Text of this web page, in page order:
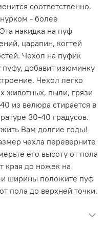
соответственно.
- более
накидка на пуф
царапин, когтей
Чехол на пуфик
добавит изюминку
Чехол легко
животных, пыли, грязи
из велюра стирается в
30-40 градусов.
Вам долгие годы!
чехла переверните
его высоту от пола
края до ножек на
ширины положите пуф
пола до верхней точки.